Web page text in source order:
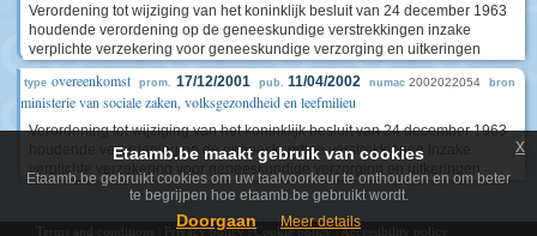
Verordening tot wijziging van het koninklijk besluit van 24 december 1963
houdende verordening op de geneeskundige verstrekkingen inzake
verplichte verzekering voor geneeskundige verzorging en uitkeringen
type overeenkomst prom. 17/12/2001 pub. 11/04/2002 numac 2002022054 bron
ministerie van sociale zaken, volksgezondheid en leefmilieu
Verordening tot wijziging van het koninklijk besluit van 24 december 1963
houdende verordening op de geneeskundige verstrekkingen inzake
verplichte verzekering voor geneeskundige verzorging en uitkeringen
Privacy policy|Cookie policy|Accessibility policy
Etaamb.be maakt gebruik van cookies
Etaamb.be gebruikt cookies om uw taalvoorkeur te onthouden en om beter
te begrijpen hoe etaamb.be gebruikt wordt.
Doorgaan Meer details
x